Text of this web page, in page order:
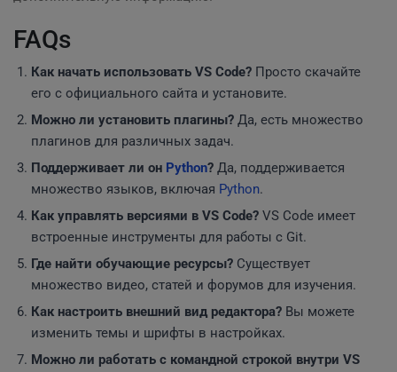
FAQs
Как начать использовать VS Code? Просто скачайте
его с официального сайта и установите.
Можно ли установить плагины? Да, есть множество
плагинов для различных задач.
Поддерживает ли он Python? Да, поддерживается
множество языков, включая Python.
Как управлять версиями в VS Code? VS Code имеет
встроенные инструменты для работы с Git.
Где найти обучающие ресурсы? Существует
множество видео, статей и форумов для изучения.
Как настроить внешний вид редактора? Вы можете
изменить темы и шрифты в настройках.
Можно ли работать с командной строкой внутри VS